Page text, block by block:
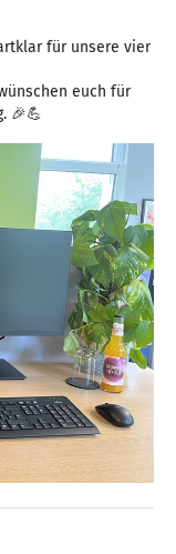
für unsere vier
euch für
🎉💪